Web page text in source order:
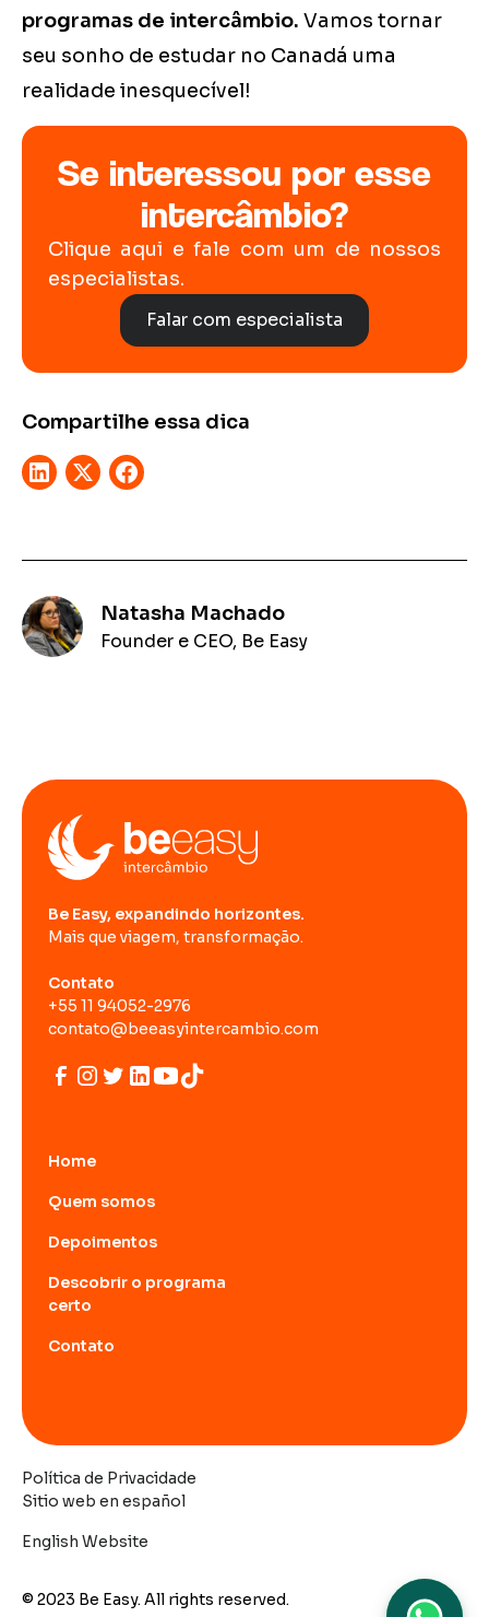
programas de intercâmbio. Vamos tornar
seu sonho de estudar no Canadá uma
realidade inesquecível!
Se interessou por esse
intercâmbio?
Clique aqui e fale com um de nossos
especialistas.
Falar com especialista
Compartilhe essa dica
Natasha Machado
Founder e CEO, Be Easy
Be Easy, expandindo horizontes.
Mais que viagem, transformação.
Contato
+55 11 94052-2976
contato@beeasyintercambio.com
Home
Quem somos
Depoimentos
Descobrir o programa
certo
Contato
© 2023 Be Easy. All rights reserved.
Sitio web en español
English Website
Política de Privacidade